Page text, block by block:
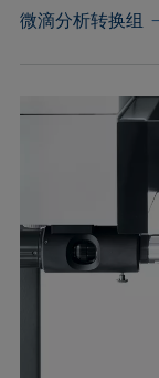
微滴分析转换组